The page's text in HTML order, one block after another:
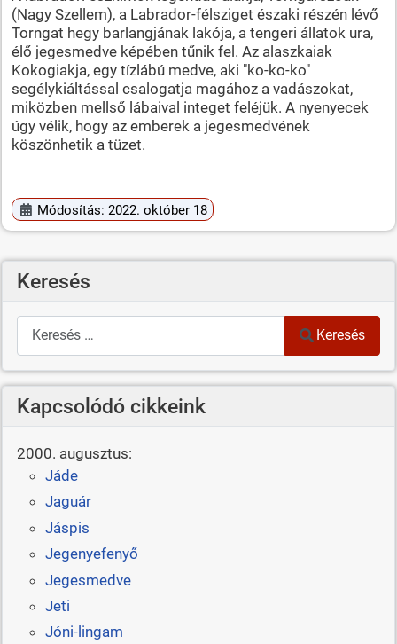
(Nagy Szellem), a Labrador-félsziget északi részén lévő
Torngat hegy barlangjának lakója, a tengeri állatok ura,
élő jegesmedve képében tűnik fel. Az alaszkaiak
Kokogiakja, egy tízlábú medve, aki "ko-ko-ko"
segélykiáltással csalogatja magához a vadászokat,
miközben mellső lábaival integet feléjük. A nyenyecek
úgy vélik, hogy az emberek a jegesmedvének
köszönhetik a tüzet.
Módosítás: 2022. október 18
Keresés
Keresés
Keresés
Kapcsolódó cikkeink
2000. augusztus:
Jáde
Jaguár
Jáspis
Jegenyefenyő
Jegesmedve
Jeti
Jóni-lingam